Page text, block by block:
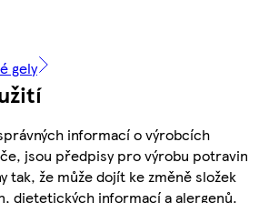
gely
informací o výrobcích
jsou předpisy pro výrobu potravin
tak, že může dojít ke změně složek
dietetických informací a alergenů.